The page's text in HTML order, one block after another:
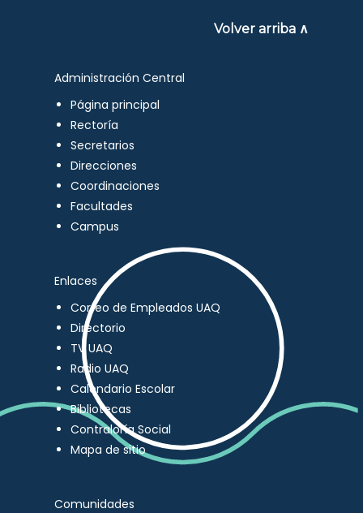
Volver arriba ∧
Administración Central
Página principal
Rectoría
Secretarios
Direcciones
Coordinaciones
Facultades
Campus
Enlaces
Correo de Empleados UAQ
Directorio
TV UAQ
Radio UAQ
Calendario Escolar
Bibliotecas
Contraloría Social
Mapa de sitio
Comunidades